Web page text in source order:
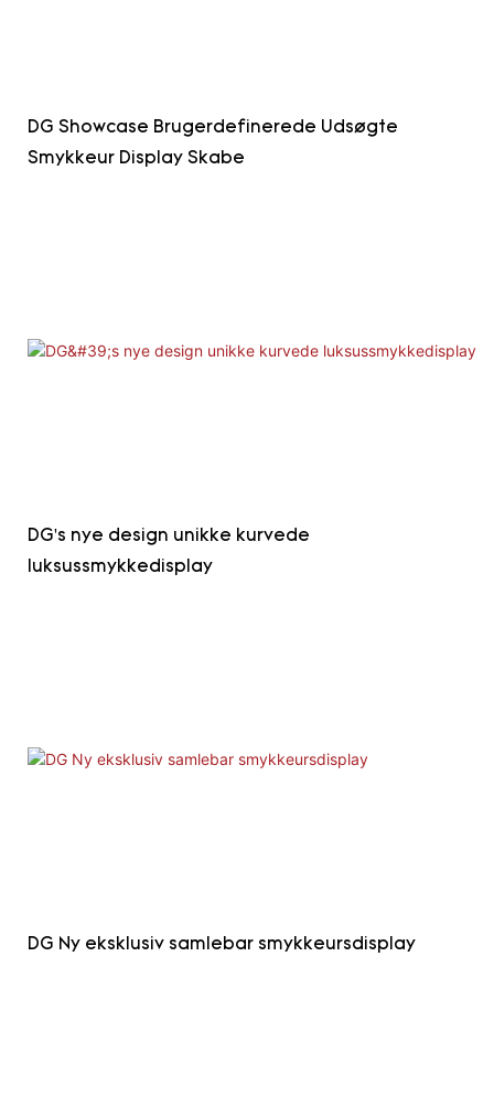
DG Showcase Brugerdefinerede Udsøgte
Smykkeur Display Skabe
DG's nye design unikke kurvede
luksussmykkedisplay
DG Ny eksklusiv samlebar smykkeursdisplay